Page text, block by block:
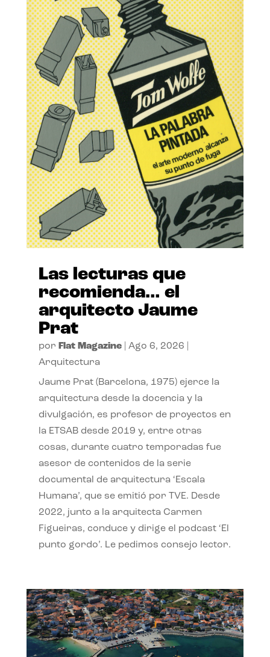
Las lecturas que
recomienda… el
arquitecto Jaume
Prat
por Flat Magazine| Ago 6, 2026
Arquitectura
Jaume Prat (Barcelona, 1975) ejerce la
arquitectura desde la docencia y la
divulgación, es profesor de proyectos en
la ETSAB desde 2019 y, entre otras
cosas, durante cuatro temporadas fue
asesor de contenidos de la serie
documental de arquitectura ‘Escala
Humana’, que se emitió por TVE. Desde
2022, junto a la arquitecta Carmen
Figueiras, conduce y dirige el podcast ‘El
punto gordo’. Le pedimos consejo lector.